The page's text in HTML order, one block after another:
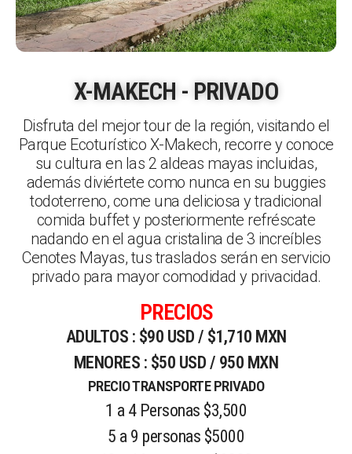
X-MAKECH - PRIVADO
Disfruta del mejor tour de la región, visitando el
Parque Ecoturístico X-Makech, recorre y conoce
su cultura en las 2 aldeas mayas incluidas,
además diviértete como nunca en su buggies
todoterreno, come una deliciosa y tradicional
comida buffet y posteriormente refréscate
nadando en el agua cristalina de 3 increíbles
Cenotes Mayas, tus traslados serán en servicio
privado para mayor comodidad y privacidad.
PRECIOS
ADULTOS : $90 USD / $1,710 MXN
MENORES : $50 USD / 950 MXN
PRECIO TRANSPORTE PRIVADO
1 a 4 Personas $3,500
5 a 9 personas $5000